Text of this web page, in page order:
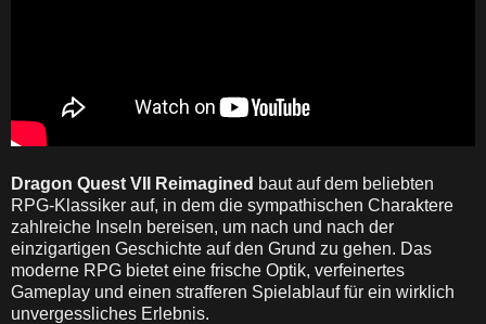
Dragon Quest VII Reimagined baut auf dem beliebten
RPG-Klassiker auf, in dem die sympathischen Charaktere
zahlreiche Inseln bereisen, um nach und nach der
einzigartigen Geschichte auf den Grund zu gehen. Das
moderne RPG bietet eine frische Optik, verfeinertes
Gameplay und einen strafferen Spielablauf für ein wirklich
unvergessliches Erlebnis.